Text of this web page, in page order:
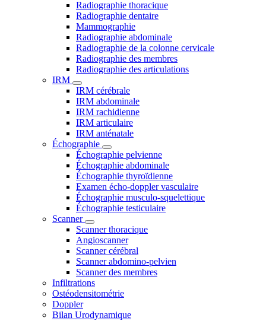
Radiographie thoracique
Radiographie dentaire
Mammographie
Radiographie abdominale
Radiographie de la colonne cervicale
Radiographie des membres
Radiographie des articulations
IRM
IRM cérébrale
IRM abdominale
IRM rachidienne
IRM articulaire
IRM anténatale
Échographie
Échographie pelvienne
Échographie abdominale
Échographie thyroïdienne
Examen écho-doppler vasculaire
Échographie musculo-squelettique
Échographie testiculaire
Scanner
Scanner thoracique
Angioscanner
Scanner cérébral
Scanner abdomino-pelvien
Scanner des membres
Infiltrations
Ostéodensitométrie
Doppler
Bilan Urodynamique